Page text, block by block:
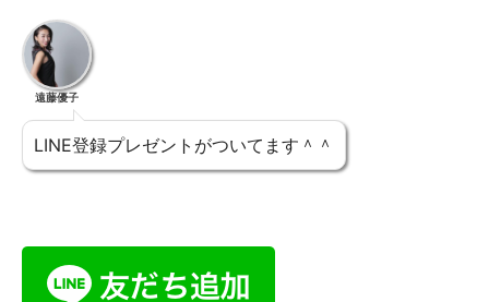
遠藤優子
LINE登録プレゼントがついてます＾＾